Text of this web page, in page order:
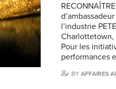
l’industrie
Charlottetown,
Pour les
performances
BYAFFAIRES